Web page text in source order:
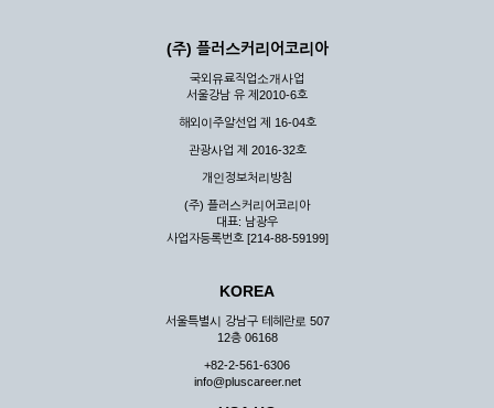
(주) 플러스커리어코리아
국외유료직업소개사업
서울강남 유 제2010-6호
해외이주알선업 제 16-04호
관광사업 제 2016-32호
개인정보처리방침
(주) 플러스커리어코리아
대표: 남광우
사업자등록번호 [214-88-59199]
KOREA
서울특별시 강남구 테헤란로 507
12층 06168
+82-2-561-6306
info@pluscareer.net